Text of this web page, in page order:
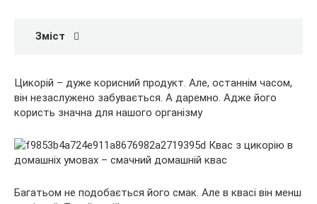
Зміст
Цикорій – дуже корисний продукт. Але, останнім часом,
він незаслужено забувається. А даремно. Адже його
користь значна для нашого організму
Багатьом не подобається його смак. Але в квасі він менш